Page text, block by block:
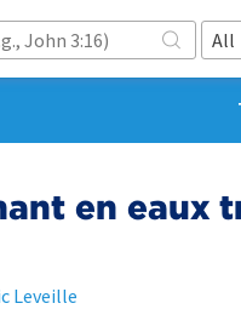
All
en eaux
Leveille